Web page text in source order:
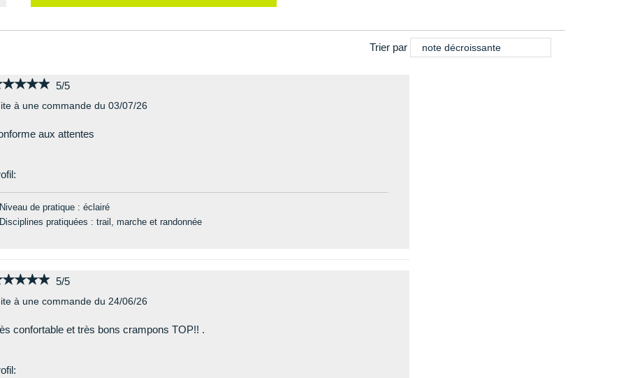
Trier par note décroissante
5/5
à une commande du 03/07/26
aux attentes
Niveau de pratique : éclairé
Disciplines pratiquées : trail, marche et randonnée
5/5
à une commande du 24/06/26
confortable et très bons crampons TOP!! .